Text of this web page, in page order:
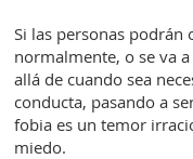
Si las personas
normalmente, o se va
allá de cuando sea
conducta, pasando a
fobia es un temor
miedo.